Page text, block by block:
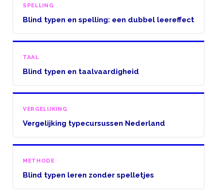
SPELLING
Blind typen en spelling: een dubbel leereffect
TAAL
Blind typen en taalvaardigheid
VERGELIJKING
Vergelijking typecursussen Nederland
METHODE
Blind typen leren zonder spelletjes